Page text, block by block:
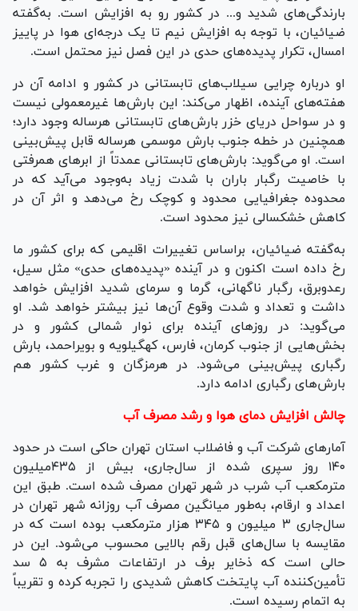
بارندگی‌های شدید و... در کشور رو به افزایش است. به‌گفته
ضیائیان، با توجه به افزایش نیم تا یک درجه‌ای هوا در پاییز
امسال، تکرار پدیده‌های حدی در این فصل نیز محتمل است.
او درباره چرایی سیلاب‌های تابستانی در کشور و ادامه آن در
هفته‌های آینده، اظهار می‌کند: این بارش‌ها غیرمعمولی نیست
و در سواحل دریای خزر بارش‌های تابستانی هرساله وجود دارد؛
همچنین در خطه جنوب بارش موسمی هرساله قابل پیش‌بینی
است. او می‌گوید: بارش‌های تابستانی عمدتاً از ابر‌های همرفتی
با خاصیت رگبار باران با شدت زیاد به‌وجود می‌آید که در
محدوده جغرافیایی محدود و کوچک رخ می‌دهد و اثر آن در
کاهش خشکسالی نیز محدود است.
به‌گفته ضیائیان، براساس تغییرات اقلیمی که برای کشور ما
رخ داده است اکنون و در آینده «پدیده‌های حدی» مثل سیل،
رعدوبرق، رگبار ناگهانی، گرما و سرمای شدید افزایش خواهد
داشت و تعداد و شدت وقوع آن‌ها نیز بیشتر خواهد شد. او
می‌گوید: در روز‌های آینده برای نوار شمالی کشور و در
بخش‌هایی از جنوب کرمان، فارس، کهگیلویه و بویراحمد، بارش
رگباری پیش‌بینی می‌شود. در هرمزگان و غرب کشور هم
بارش‌های رگباری ادامه دارد.
چالش افزایش دمای هوا و رشد مصرف آب
آمار‌های شرکت آب و فاضلاب استان تهران حاکی است در حدود
۱۴۰ روز سپری شده از سال‌جاری، بیش از ۴۳۵میلیون
مترمکعب آب شرب در شهر تهران مصرف شده است. طبق این
اعداد و ارقام، به‌طور میانگین مصرف آب روزانه شهر تهران در
سال‌جاری ۳ میلیون و ۳۴۵ هزار مترمکعب بوده است که در
مقایسه با سال‌های قبل رقم بالایی محسوب می‌شود. این در
حالی است که ذخایر برف در ارتفاعات مشرف به ۵ سد
تأمین‌کننده آب پایتخت کاهش شدیدی را تجربه کرده و تقریباً
به اتمام رسیده است.